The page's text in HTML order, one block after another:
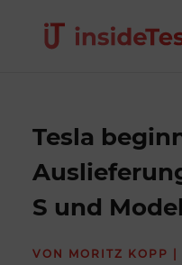
Tesla
S und
VON MORITZ KOPP